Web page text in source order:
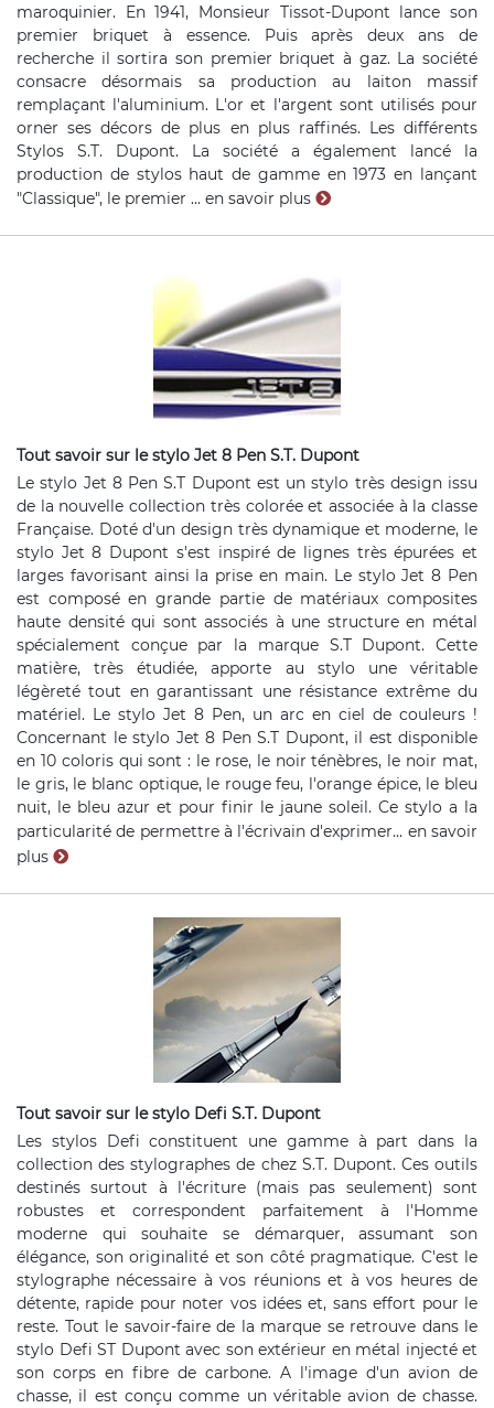
maroquinier. En 1941, Monsieur Tissot-Dupont lance son
premier briquet à essence. Puis après deux ans de
recherche il sortira son premier briquet à gaz. La société
consacre désormais sa production au laiton massif
remplaçant l'aluminium. L'or et l'argent sont utilisés pour
orner ses décors de plus en plus raffinés. Les différents
Stylos S.T. Dupont. La société a également lancé la
production de stylos haut de gamme en 1973 en lançant
"Classique", le premier ... en savoir plus
Tout savoir sur le stylo Jet 8 Pen S.T. Dupont
Le stylo Jet 8 Pen S.T Dupont est un stylo très design issu
de la nouvelle collection très colorée et associée à la classe
Française. Doté d'un design très dynamique et moderne, le
stylo Jet 8 Dupont s'est inspiré de lignes très épurées et
larges favorisant ainsi la prise en main. Le stylo Jet 8 Pen
est composé en grande partie de matériaux composites
haute densité qui sont associés à une structure en métal
spécialement conçue par la marque S.T Dupont. Cette
matière, très étudiée, apporte au stylo une véritable
légèreté tout en garantissant une résistance extrême du
matériel. Le stylo Jet 8 Pen, un arc en ciel de couleurs !
Concernant le stylo Jet 8 Pen S.T Dupont, il est disponible
en 10 coloris qui sont : le rose, le noir ténèbres, le noir mat,
le gris, le blanc optique, le rouge feu, l'orange épice, le bleu
nuit, le bleu azur et pour finir le jaune soleil. Ce stylo a la
particularité de permettre à l'écrivain d'exprimer... en savoir
plus
Tout savoir sur le stylo Defi S.T. Dupont
Les stylos Defi constituent une gamme à part dans la
collection des stylographes de chez S.T. Dupont. Ces outils
destinés surtout à l'écriture (mais pas seulement) sont
robustes et correspondent parfaitement à l'Homme
moderne qui souhaite se démarquer, assumant son
élégance, son originalité et son côté pragmatique. C'est le
stylographe nécessaire à vos réunions et à vos heures de
détente, rapide pour noter vos idées et, sans effort pour le
reste. Tout le savoir-faire de la marque se retrouve dans le
stylo Defi ST Dupont avec son extérieur en métal injecté et
son corps en fibre de carbone. A l'image d'un avion de
chasse, il est conçu comme un véritable avion de chasse.